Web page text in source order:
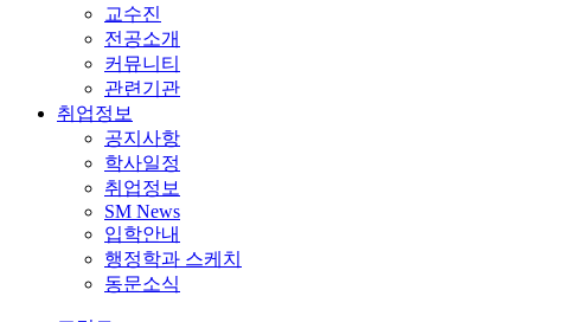
교수진
전공소개
커뮤니티
관련기관
취업정보
공지사항
학사일정
취업정보
SM News
입학안내
행정학과 스케치
동문소식